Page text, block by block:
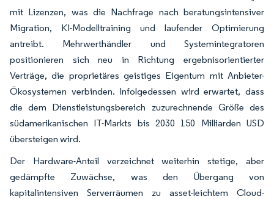
mit Lizenzen, was die Nachfrage nach beratungsintensiver
Migration, KI-Modelltraining und laufender Optimierung
antreibt. Mehrwerthändler und Systemintegratoren
positionieren sich neu in Richtung ergebnisorientierter
Verträge, die proprietäres geistiges Eigentum mit Anbieter-
Ökosystemen verbinden. Infolgedessen wird erwartet, dass
die dem Dienstleistungsbereich zuzurechnende Größe des
südamerikanischen IT-Markts bis 2030 150 Milliarden USD
übersteigen wird.
Der Hardware-Anteil verzeichnet weiterhin stetige, aber
gedämpfte Zuwächse, was den Übergang von
kapitalintensiven Serverräumen zu asset-leichtem Cloud-